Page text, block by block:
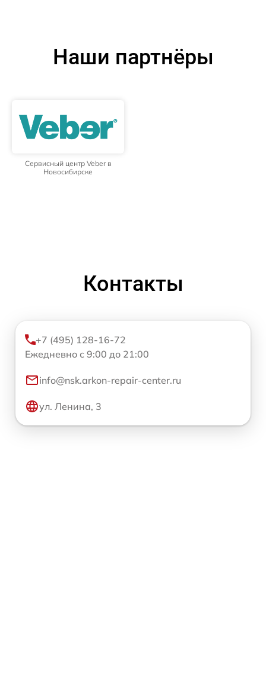
Наши партнёры
Сервисный центр Veber в
Новосибирске
Контакты
+7 (495) 128-16-72
Ежедневно с 9:00 до 21:00
info@nsk.arkon-repair-center.ru
ул. Ленина, 3